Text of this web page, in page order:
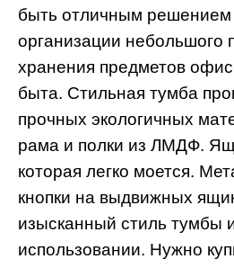
быть отличным
организации небольшого
хранения предметов
быта. Стильная тумба
прочных экологичных
рама и полки из ЛМДФ.
которая легко моется.
кнопки на выдвижных
изысканный стиль тумбы
использовании. Нужно